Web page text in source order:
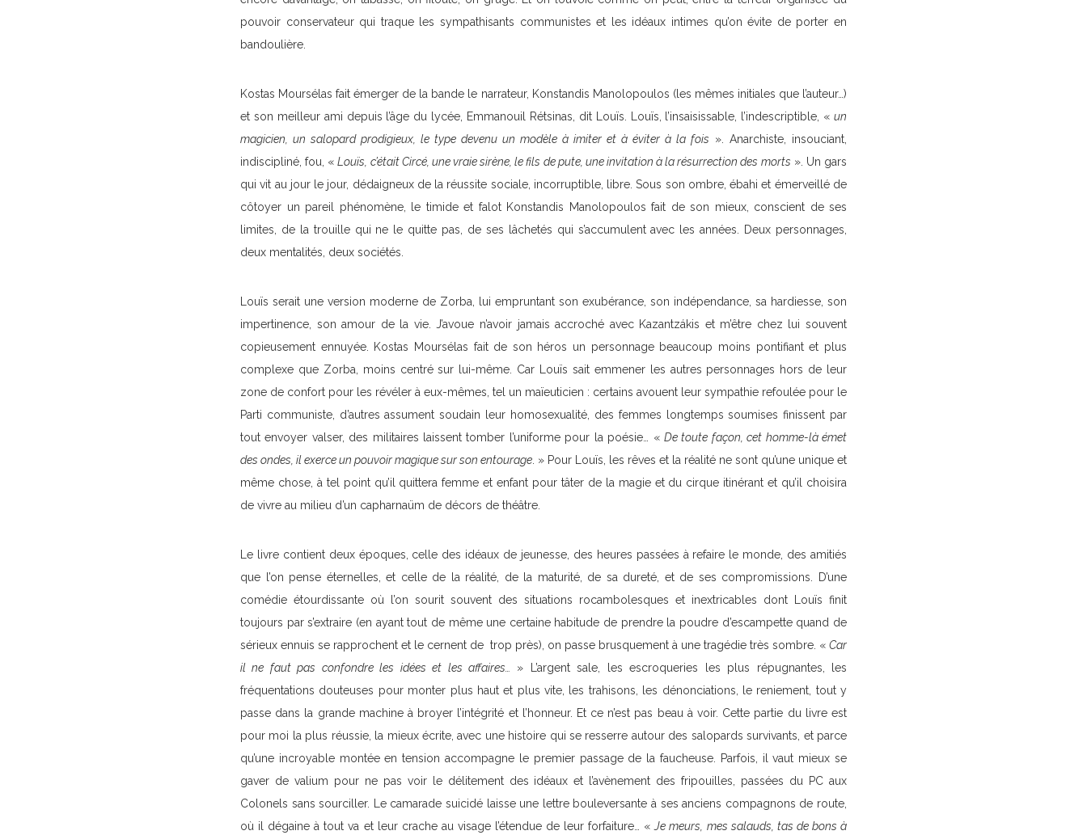
pouvoir conservateur qui traque les sympathisants communistes et les idéaux intimes qu’on évite de porter en
bandoulière.
Kostas Moursélas fait émerger de la bande le narrateur, Konstandis Manolopoulos (les mêmes initiales que l’auteur…)
et son meilleur ami depuis l’âge du lycée, Emmanouil Rétsinas, dit Louïs. Louïs, l’insaisissable, l’indescriptible, « un
magicien, un salopard prodigieux, le type devenu un modèle à imiter et à éviter à la fois ». Anarchiste, insouciant,
indiscipliné, fou, «Louïs, c’était Circé, une vraie sirène, le fils de pute, une invitation à la résurrection des morts ». Un gars
qui vit au jour le jour, dédaigneux de la réussite sociale, incorruptible, libre. Sous son ombre, ébahi et émerveillé de
côtoyer un pareil phénomène, le timide et falot Konstandis Manolopoulos fait de son mieux, conscient de ses
limites, de la trouille qui ne le quitte pas, de ses lâchetés qui s’accumulent avec les années. Deux personnages,
deux mentalités, deux sociétés.
Louïs serait une version moderne de Zorba, lui empruntant son exubérance, son indépendance, sa hardiesse, son
impertinence, son amour de la vie. J’avoue n’avoir jamais accroché avec Kazantzákis et m’être chez lui souvent
copieusement ennuyée. Kostas Moursélas fait de son héros un personnage beaucoup moins pontifiant et plus
complexe que Zorba, moins centré sur lui-même. Car Louïs sait emmener les autres personnages hors de leur
zone de confort pour les révéler à eux-mêmes, tel un maïeuticien : certains avouent leur sympathie refoulée pour le
Parti communiste, d’autres assument soudain leur homosexualité, des femmes longtemps soumises finissent par
tout envoyer valser, des militaires laissent tomber l’uniforme pour la poésie… « De toute façon, cet homme-là émet
des ondes, il exerce un pouvoir magique sur son entourage . » Pour Louïs, les rêves et la réalité ne sont qu’une unique et
même chose, à tel point qu’il quittera femme et enfant pour tâter de la magie et du cirque itinérant et qu’il choisira
de vivre au milieu d’un capharnaüm de décors de théâtre.
Le livre contient deux époques, celle des idéaux de jeunesse, des heures passées à refaire le monde, des amitiés
que l’on pense éternelles, et celle de la réalité, de la maturité, de sa dureté, et de ses compromissions. D’une
comédie étourdissante où l’on sourit souvent des situations rocambolesques et inextricables dont Louïs finit
toujours par s’extraire (en ayant tout de même une certaine habitude de prendre la poudre d’escampette quand de
sérieux ennuis se rapprochent et le cernent de trop près), on passe brusquement à une tragédie très sombre. « Car
il ne faut pas confondre les idées et les affaires…
» L’argent sale, les escroqueries les plus répugnantes, les
fréquentations douteuses pour monter plus haut et plus vite, les trahisons, les dénonciations, le reniement, tout y
passe dans la grande machine à broyer l’intégrité et l’honneur. Et ce n’est pas beau à voir. Cette partie du livre est
pour moi la plus réussie, la mieux écrite, avec une histoire qui se resserre autour des salopards survivants, et parce
qu’une incroyable montée en tension accompagne le premier passage de la faucheuse. Parfois, il vaut mieux se
gaver de valium pour ne pas voir le délitement des idéaux et l’avènement des fripouilles, passées du PC aux
Colonels sans sourciller. Le camarade suicidé laisse une lettre bouleversante à ses anciens compagnons de route,
où il dégaine à tout va et leur crache au visage l’étendue de leur forfaiture… «Je meurs, mes salauds, tas de bons à